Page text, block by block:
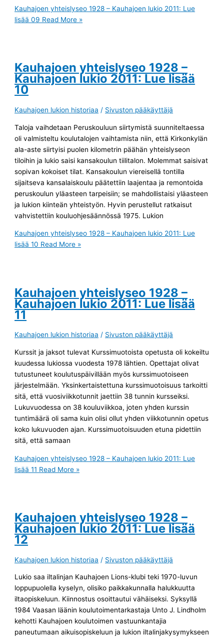
Kauhajoen yhteislyseo 1928 – Kauhajoen lukio 2011: Lue
lisää 09 Read More »
Kauhajoen yhteislyseo 1928 –
Kauhajoen lukio 2011: Lue lisää
10
Kauhajoen lukion historiaa / Sivuston pääkäyttäjä
Taloja vaihdetaan Peruskouluun siirtymistä suunniteltaessa
oli valmisteltu koulutalojen vaihtamista niin, että Kirkonkylän
ala-aste siirtyisi puolen kilometrin päähän yhteislyseon
tiloihin ja lukio saisi kansakoulun tiilitalon. Molemmat saisivat
sopivan kokoiset tilat. Kansakoulun viereisellä tontilla
sijaitseva kansalaiskoulu päätettiin laajentaa ja remontoida
peruskoulun yläasteen tarpeisiin; se mahdollistaisi yläasteen
ja lukion kiinteän yhteistyön. Hyvin perustellut ratkaisut
vahvistettiin kouluohjesäännössä 1975. Lukion
Kauhajoen yhteislyseo 1928 – Kauhajoen lukio 2011: Lue
lisää 10 Read More »
Kauhajoen yhteislyseo 1928 –
Kauhajoen lukio 2011: Lue lisää
11
Kauhajoen lukion historiaa / Sivuston pääkäyttäjä
Kurssit ja jaksot tulevat Kurssimuotoista opetusta oli kokeiltu
kuudessa lukiossa vuodesta 1978 lähtien. Opettajat olivat
tutustuneet koulutuspäivillään myös kurssimuotoiseen
järjestelmään. Yksinkertaistettuna kurssimuotoisuus tarkoitti
sitä, että vuosiviikkotunnit jaettiin 38 tunnin kursseiksi.
Lukuvuodessa on 38 kouluviikkoa, joten yhden kurssin
tuntimäärä oli sama kuin olisi ollut yhden viikkotunnin opetus
koko lukuvuoden ajan. Kurssimuotoisuuden etuna pidettiin
sitä, että samaan
Kauhajoen yhteislyseo 1928 – Kauhajoen lukio 2011: Lue
lisää 11 Read More »
Kauhajoen yhteislyseo 1928 –
Kauhajoen lukio 2011: Lue lisää
12
Kauhajoen lukion historiaa / Sivuston pääkäyttäjä
Lukio saa iltalinjan Kauhajoen Lions-klubi teki 1970-luvun
loppupuolella kyselyn, olisiko paikkakunnalla halukkuutta
iltaopiskeluun. Kiinnostus osoittautui vähäiseksi. Syksyllä
1984 Vaasan läänin koulutoimentarkastaja Unto J. Lindholm
kehotti Kauhajoen koulutoimen vastuunkantajia
paneutumaan aikuisopiskeluun ja lukion iltalinjakysymykseen